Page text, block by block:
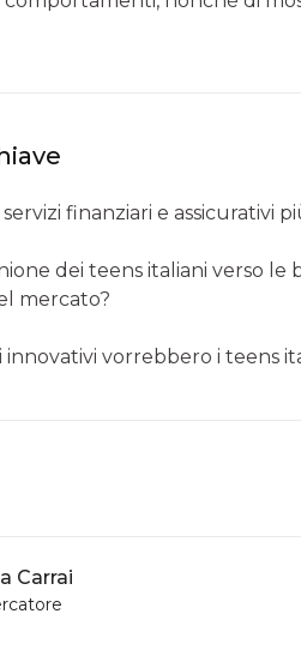
finanziari e assicurativi
dei teens italiani verso
mercato?
innovativi vorrebbero i teens
Carrai